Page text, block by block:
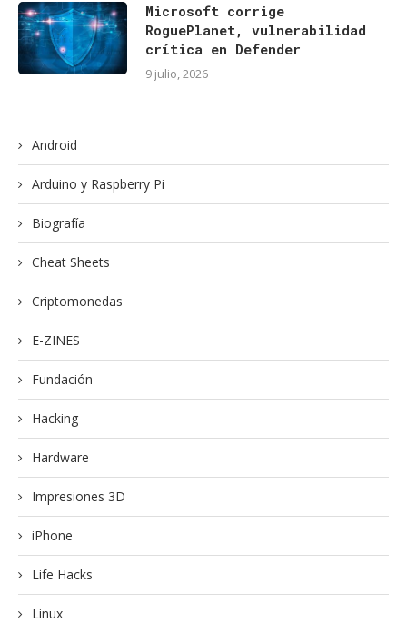
Microsoft corrige
RoguePlanet, vulnerabilidad
crítica en Defender
9 julio, 2026
Android
Arduino y Raspberry Pi
Biografía
Cheat Sheets
Criptomonedas
E-ZINES
Fundación
Hacking
Hardware
Impresiones 3D
iPhone
Life Hacks
Linux